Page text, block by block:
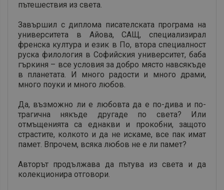
пътешествия из света.
Завършил с диплома писателската програма на
университета в Айова, САЩ, специализирал
френска култура и език в По, втора специалност
руска филология в Софийския университет, баба
гъркиня – все условия за добро място навсякъде
в планетата. И много радости и много драми,
много поуки и много любов.
Да, възможно ли е любовта да е по-дива и по-
трагична някъде другаде по света? Или
отмъщенията са еднакви и прокобни, защото
страстите, колкото и да не искаме, все пак имат
памет. Впрочем, всяка любов не е ли памет?
Авторът продължава да пътува из света и да
колекционира отговори.